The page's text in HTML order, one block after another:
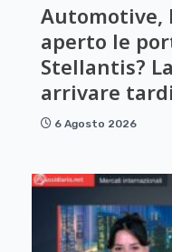
Automotive,
aperto le
Stellantis?
arrivare
6 Agosto 2026